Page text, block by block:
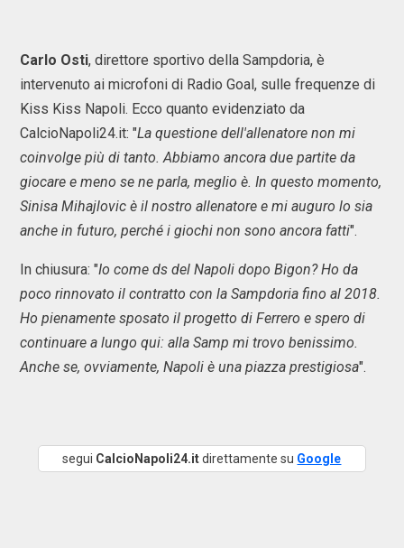
Carlo Osti, direttore sportivo della Sampdoria, è
intervenuto ai microfoni di Radio Goal, sulle frequenze di
Kiss Kiss Napoli. Ecco quanto evidenziato da
CalcioNapoli24.it: "La questione dell'allenatore non mi
coinvolge più di tanto. Abbiamo ancora due partite da
giocare e meno se ne parla, meglio è. In questo momento,
Sinisa Mihajlovic è il nostro allenatore e mi auguro lo sia
anche in futuro, perché i giochi non sono ancora fatti".
In chiusura: "Io come ds del Napoli dopo Bigon? Ho da
poco rinnovato il contratto con la Sampdoria fino al 2018.
Ho pienamente sposato il progetto di Ferrero e spero di
continuare a lungo qui: alla Samp mi trovo benissimo.
Anche se, ovviamente, Napoli è una piazza prestigiosa".
segui CalcioNapoli24.itdirettamente su Google